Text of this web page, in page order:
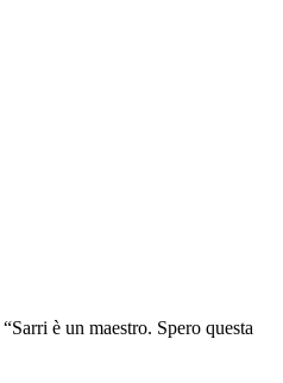
è un maestro. Spero questa